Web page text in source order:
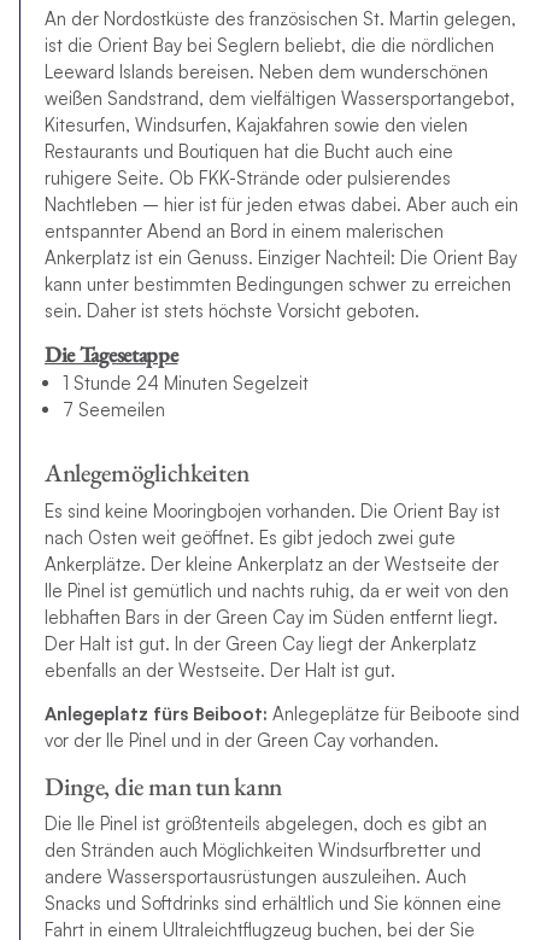
An der Nordostküste des französischen St. Martin gelegen,
ist die Orient Bay bei Seglern beliebt, die die nördlichen
Leeward Islands bereisen. Neben dem wunderschönen
weißen Sandstrand, dem vielfältigen Wassersportangebot,
Kitesurfen, Windsurfen, Kajakfahren sowie den vielen
Restaurants und Boutiquen hat die Bucht auch eine
ruhigere Seite. Ob FKK-Strände oder pulsierendes
Nachtleben – hier ist für jeden etwas dabei. Aber auch ein
entspannter Abend an Bord in einem malerischen
Ankerplatz ist ein Genuss. Einziger Nachteil: Die Orient Bay
kann unter bestimmten Bedingungen schwer zu erreichen
sein. Daher ist stets höchste Vorsicht geboten.
Die Tagesetappe
1 Stunde 24 Minuten Segelzeit
7 Seemeilen
Anlegemöglichkeiten
Es sind keine Mooringbojen vorhanden. Die Orient Bay ist
nach Osten weit geöffnet. Es gibt jedoch zwei gute
Ankerplätze. Der kleine Ankerplatz an der Westseite der
Ile Pinel ist gemütlich und nachts ruhig, da er weit von den
lebhaften Bars in der Green Cay im Süden entfernt liegt.
Der Halt ist gut. In der Green Cay liegt der Ankerplatz
ebenfalls an der Westseite. Der Halt ist gut.
Anlegeplatz fürs Beiboot: Anlegeplätze für Beiboote sind
vor der Ile Pinel und in der Green Cay vorhanden.
Dinge, die man tun kann
Die Ile Pinel ist größtenteils abgelegen, doch es gibt an
den Stränden auch Möglichkeiten Windsurfbretter und
andere Wassersportausrüstungen auszuleihen. Auch
Snacks und Softdrinks sind erhältlich und Sie können eine
Fahrt in einem Ultraleichtflugzeug buchen, bei der Sie